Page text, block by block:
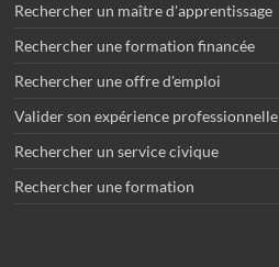
Rechercher un maître d'apprentissage
Rechercher une formation financée
Rechercher une offre d'emploi
Valider son expérience professionnelle
Rechercher un service civique
Rechercher une formation